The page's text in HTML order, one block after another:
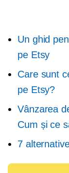
Un ghid
pe Etsy
Care sunt
pe Etsy?
Vânzarea
Cum și ce
7